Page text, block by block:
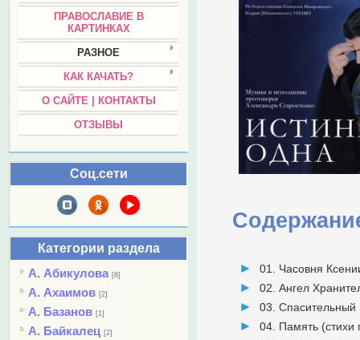
ПРАВОСЛАВИЕ В
КАРТИНКАХ
РАЗНОЕ
КАК КАЧАТЬ?
О САЙТЕ | КОНТАКТЫ
ОТЗЫВЫ
Соц.сети
Категории раздела
А. Абикулова [8]
А. Ахаимов [2]
А. Базанов [1]
А. Байкалец [2]
01. Часовня
02. Ангел
03. Спасительный
04. Память (стихи